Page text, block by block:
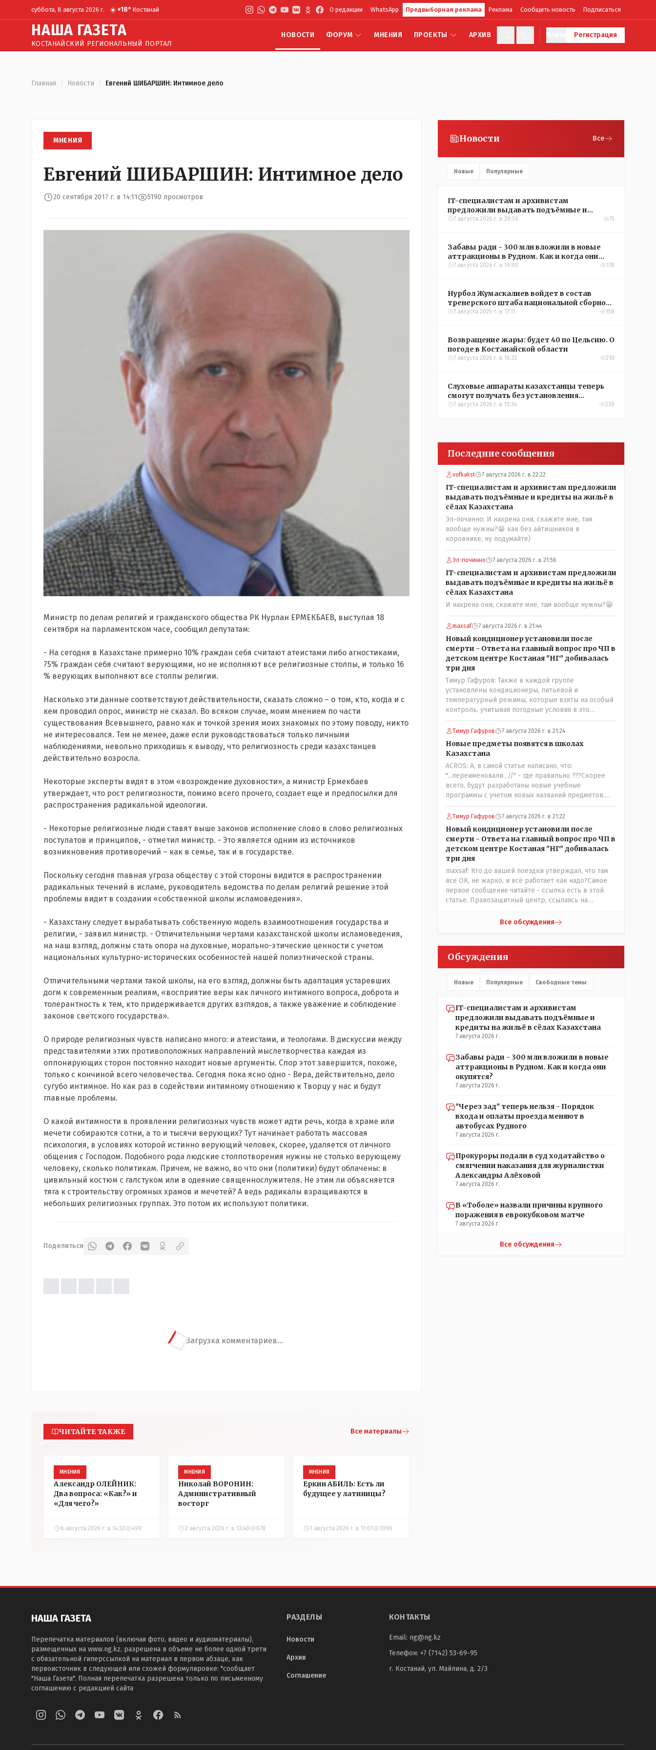
суббота, 8 августа 2026 г. ☀️+18° Костанай О редакции WhatsApp Предвыборная реклама Реклама Сообщить новость Подписаться
НАША ГАЗЕТА
КОСТАНАЙСКИЙ РЕГИОНАЛЬНЫЙ ПОРТАЛ
НОВОСТИ ФОРУМ МНЕНИЯ ПРОЕКТЫ АРХИВ Регистрация
Главная / Новости / Евгений ШИБАРШИН: Интимное дело
МНЕНИЯ
Евгений ШИБАРШИН: Интимное дело
20 сентября 2017 г. в 14:11 5190 просмотров
Министр по делам религий и гражданского общества РК Нурлан ЕРМЕКБАЕВ, выступая 18
сентября на парламентском часе, сообщил депутатам:
- На сегодня в Казахстане примерно 10% граждан себя считают атеистами либо агностиками,
75% граждан себя считают верующими, но не исполняют все религиозные столпы, и только 16
% верующих выполняют все столпы религии.
Насколько эти данные соответствуют действительности, сказать сложно – о том, кто, когда и с
кем проводил опрос, министр не сказал. Во всяком случае, моим мнением по части
существования Всевышнего, равно как и точкой зрения моих знакомых по этому поводу, никто
не интересовался. Тем не менее, даже если руководствоваться только личными
наблюдениями, невольно приходишь к выводу, что религиозность среди казахстанцев
действительно возросла.
Некоторые эксперты видят в этом «возрождение духовности», а министр Ермекбаев
утверждает, что рост религиозности, помимо всего прочего, создает еще и предпосылки для
распространения радикальной идеологии.
- Некоторые религиозные люди ставят выше законов исполнение слово в слово религиозных
постулатов и принципов, - отметил министр. - Это является одним из источников
возникновения противоречий – как в семье, так и в государстве.
Поскольку сегодня главная угроза обществу с этой стороны видится в распространении
радикальных течений в исламе, руководитель ведомства по делам религий решение этой
проблемы видит в создании «собственной школы исламоведения».
- Казахстану следует вырабатывать собственную модель взаимоотношения государства и
религии, - заявил министр. - Отличительными чертами казахстанской школы исламоведения,
на наш взгляд, должны стать опора на духовные, морально-этические ценности с учетом
национальных культурно-исторических особенностей нашей полиэтнической страны.
Отличительными чертами такой школы, на его взгляд, должны быть адаптация устаревших
догм к современным реалиям, «восприятие веры как личного интимного вопроса, доброта и
толерантность к тем, кто придерживается других взглядов, а также уважение и соблюдение
законов светского государства».
О природе религиозных чувств написано много: и атеистами, и теологами. В дискуссии между
представителями этих противоположных направлений мыслетворчества каждая из
оппонирующих сторон постоянно находит новые аргументы. Спор этот завершится, похоже,
только с кончиной всего человечества. Сегодня пока ясно одно - Вера, действительно, дело
сугубо интимное. Но как раз в содействии интимному отношению к Творцу у нас и будут
главные проблемы.
О какой интимности в проявлении религиозных чувств может идти речь, когда в храме или
мечети собираются сотни, а то и тысячи верующих? Тут начинает работать массовая
психология, в условиях которой истинно верующий человек, скорее, удаляется от личного
общения с Господом. Подобного рода людские столпотворения нужны не столько верующему
человеку, сколько политикам. Причем, не важно, во что они (политики) будут облачены: в
цивильный костюм с галстуком или в одеяние священнослужителя. Не этим ли объясняется
тяга к строительству огромных храмов и мечетей? А ведь радикалы взращиваются в
небольших религиозных группах. Это потом их используют политики.
Поделиться
Загрузка комментариев...
ЧИТАЙТЕ ТАКЖЕ Все материалы
МНЕНИЯ
Александр ОЛЕЙНИК:
Два вопроса: «Как?» и
«Для чего?»
6 августа 2026 г. в 14:32 499
МНЕНИЯ
Николай ВОРОНИН:
Административный
восторг
2 августа 2026 г. в 13:40 678
МНЕНИЯ
Еркин АБИЛЬ: Есть ли
будущее у латиницы?
1 августа 2026 г. в 11:01 1096
Новости Все
Новые Популярные
IT-специалистам и архивистам
предложили выдавать подъёмные и
кредиты на жильё в сёлах Казахстана
7 августа 2026 г. в 20:56 75
Забавы ради - 300 млн вложили в новые
аттракционы в Рудном. Как и когда они
окупятся?
7 августа 2026 г. в 19:00 178
Нурбол Жумаскалиев войдет в состав
тренерского штаба национальной сборной
Казахстана по футболу
7 августа 2026 г. в 17:11 158
Возвращение жары: будет 40 по Цельсию. О
погоде в Костанайской области
7 августа 2026 г. в 16:32 210
Слуховые аппараты казахстанцы теперь
смогут получать без установления
инвалидности
7 августа 2026 г. в 15:34 239
Последние сообщения
vofkakst 7 августа 2026 г. в 22:22
IT-специалистам и архивистам предложили
выдавать подъёмные и кредиты на жильё в
сёлах Казахстана
Эл-починно: И нахрена они, скажите мне, там
вообще нужны?😁 как без айтишников в
коровнике, ну подумайте)
Эл-починно 7 августа 2026 г. в 21:56
IT-специалистам и архивистам предложили
выдавать подъёмные и кредиты на жильё в
сёлах Казахстана
И нахрена они, скажите мне, там вообще нужны?😁
maxsaf 7 августа 2026 г. в 21:44
Новый кондиционер установили после
смерти - Ответа на главный вопрос про ЧП в
детском центре Костаная "НГ" добивалась
три дня
Тимур Гафуров: Также в каждой группе
установлены кондиционеры, питьевой и
температурный режимы, которые взяты на особый
контроль, учитывая погодные условия в это
лето.Мы решили. что это - противоречие. Вы
считаете иначе?Ну тут противоречия нет. Этот
трагедии, то есть 29 июля, когда спешно
установили и воду, и новые кондиционеры, и
впервые поставили температурный режим на
контроль. То есть первая часть - информация до
трагедии, вторая часть - информация после
трагедии, когда все уже было исправлено.
Тимур Гафуров 7 августа 2026 г. в 21:24
Новые предметы появятся в школах
Казахстана
ACROS: А, в самой статье написано, что:
"...переименовали...//" - где правильно ???Скорее
всего, будут разработаны новые учебные
программы с учетом новых названий предметов.
Так что предметы - новые. Хоть и
переименованные)
Тимур Гафуров 7 августа 2026 г. в 21:22
Новый кондиционер установили после
смерти - Ответа на главный вопрос про ЧП в
детском центре Костаная "НГ" добивалась
три дня
maxsaf: Кто до вашей поездки утверждал, что там
все ОК, не жарко, и всё работает как надо?Самое
первое сообщение читайте - ссылка есть в этой
статье. Правозащитный центр, ссылаясь на
чате, которые прислали ему в виде
времени их установили только в помещениях,
предназначенных для административно-
управленческого персонала. И Также в каждой
группе установлены кондиционеры, питьевой и
контроль, учитывая погодные условия в это лето.
Мы решили. что это - противоречие. Вы считаете
иначе?
Все обсуждения
Обсуждения
Новые Популярные Свободные темы
IT-специалистам и архивистам
предложили выдавать подъёмные и
кредиты на жильё в сёлах Казахстана
7 августа 2026 г.
Забавы ради - 300 млн вложили в новые
аттракционы в Рудном. Как и когда они
окупятся?
7 августа 2026 г.
"Через зад" теперь нельзя - Порядок
входа и оплаты проезда меняют в
автобусах Рудного
7 августа 2026 г.
Прокуроры подали в суд ходатайство о
смягчении наказания для журналистки
Александры Алёховой
7 августа 2026 г.
В «Тоболе» назвали причины крупного
поражения в еврокубковом матче
7 августа 2026 г.
Все обсуждения
НАША ГАЗЕТА
Перепечатка материалов (включая фото, видео и аудиоматериалы),
размещенных на www.ng.kz, разрешена в объеме не более одной трети
с обязательной гиперссылкой на материал в первом абзаце, как
первоисточник в следующей или схожей формулировке: "сообщает
"Наша Газета". Полная перепечатка разрешена только по письменному
соглашению с редакцией сайта
РАЗДЕЛЫ
Новости
Архив
Соглашение
КОНТАКТЫ
Email: ng@ng.kz
Телефон: +7 (7142) 53-69-95
г. Костанай, ул. Майлина, д. 2/3